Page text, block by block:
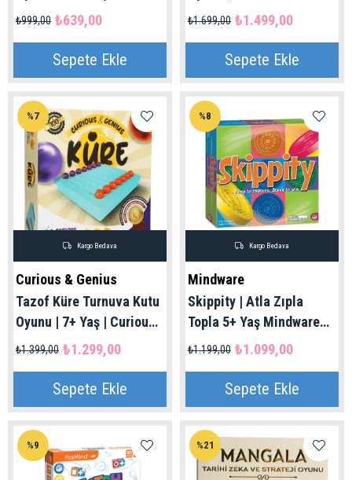
Game ₺639,00
₺999,00
Sepete Ekle
%100 Orijinal₺1.499,00
₺1.699,00
Sepete Ekle
Curious & Genius
Tazof Küre Turnuva Kutu
Oyunu | 7+ Yaş | Curious
& Genius₺1.299,00
₺1.399,00
Sepete Ekle
%7
Kargo Bedava
Mindware
Skippity | Atla Zıpla
Topla 5+ Yaş Mindware
%100 Orijinal₺1.099,00
₺1.199,00
Sepete Ekle
%8
Kargo Bedava
%9 %21